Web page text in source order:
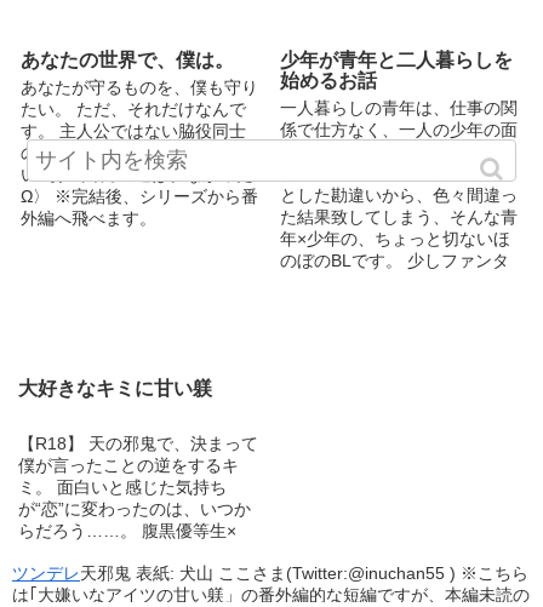
100万！！！なんか記念やりま
す！ 本当に嬉しいです、あり
がとうございます！！ヒャッハ
(?>?<?)/☆彡.。 お気に入り800
イイネ1300ありがとうござい
ます／ twitter連携してみまし
た → satoshi_i_w
https://twitter.com/satoshi_i_w
うぞ！
あなたの世界で、僕は。
あなたが守るものを、僕も守り
たい。 ただ、それだけなんで
す。 主人公ではない脇役同士
の物語。 ＊＊＊ 〈鼻が効かな
いα騎士団長 × 選ばれなかった
Ω〉 ※完結後、シリーズから番
外編へ飛べます。
少年が青年と二人暮らしを
始めるお話
一人暮らしの青年は、仕事の関
係で仕方なく、一人の少年の面
お互い淋しい者同士が、ちょっ
とした勘違いから、色々間違っ
た結果致してしまう、そんな青
年×少年の、ちょっと切ないほ
のぼのBLです。 少しファンタ
大好きなキミに甘い躾
【R18】 天の邪鬼で、決まって
僕が言ったことの逆をするキ
ミ。 面白いと感じた気持ち
が“恋”に変わったのは、いつか
らだろう……。 腹黒優等生×
ツンデレ天邪鬼 表紙: 犬山 ここさま(Twitter:‪@inuchan55 ‬) ※こちら
は｢大嫌いなアイツの甘い躾」の番外編的な短編ですが、本編未読の